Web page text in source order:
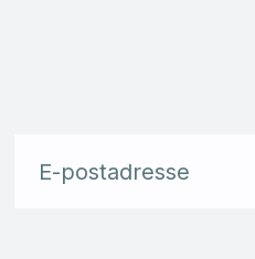
E-postadresse